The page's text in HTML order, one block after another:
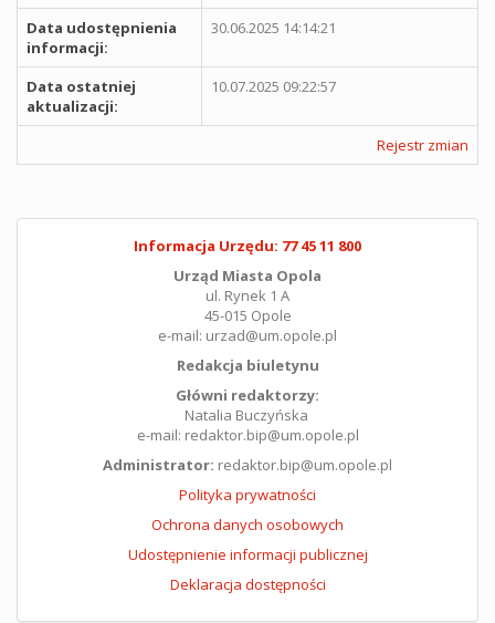
Data udostępnienia
informacji:
30.06.2025 14:14:21
Data ostatniej
aktualizacji:
10.07.2025 09:22:57
Rejestr zmian
Informacja Urzędu: 77 45 11 800
Urząd Miasta Opola
ul. Rynek 1 A
45-015 Opole
e-mail: urzad@um.opole.pl
Redakcja biuletynu
Główni redaktorzy:
Natalia Buczyńska
e-mail: redaktor.bip@um.opole.pl
Administrator: redaktor.bip@um.opole.pl
Polityka prywatności
Ochrona danych osobowych
Udostępnienie informacji publicznej
Deklaracja dostępności